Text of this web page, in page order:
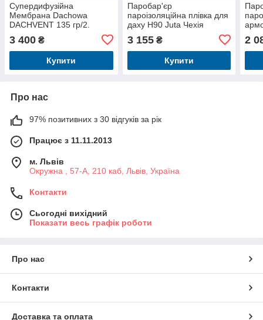
Супердифузійна
Мембрана Dachowa
DACHVENT 135 гр/2.
3 400 ₴
Купити
Паробар'єр
пароізоляційна плівка для
даху Н90 Juta Чехія
3 155₴
Купити
2
Про нас
97% позитивних з 30 відгуків за рік
Працює з 11.11.2013
м. Львів
Окружна , 57-А, 210 каб, Львів, Україна
Контакти
Сьогодні вихідний
Показати весь графік роботи
Про нас
Контакти
Доставка та оплата